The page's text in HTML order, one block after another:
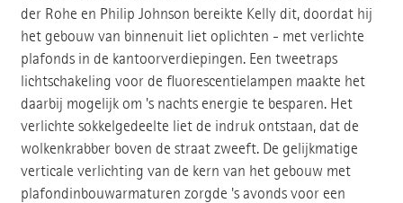
der Rohe en Philip Johnson bereikte Kelly dit, doordat hij
het gebouw van binnenuit liet oplichten - met verlichte
plafonds in de kantoorverdiepingen. Een tweetraps
lichtschakeling voor de fluorescentielampen maakte het
daarbij mogelijk om 's nachts energie te besparen. Het
verlichte sokkelgedeelte liet de indruk ontstaan, dat de
wolkenkrabber boven de straat zweeft. De gelijkmatige
verticale verlichting van de kern van het gebouw met
plafondinbouwarmaturen zorgde 's avonds voor een